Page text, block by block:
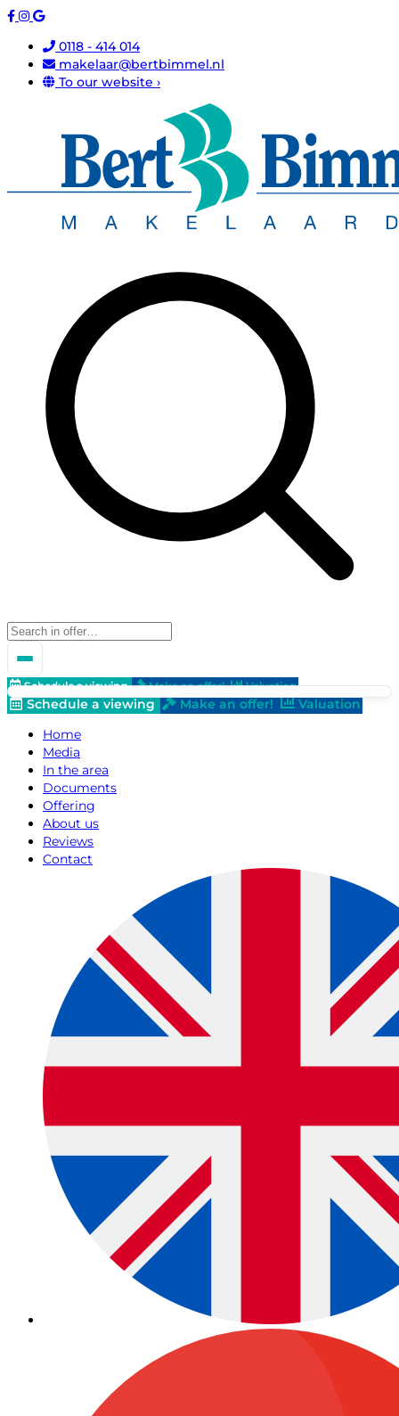
0118 - 414 014
makelaar@bertbimmel.nl
To our website ›
Schedule a viewing Make an offer! Valuation
Schedule a viewing Make an offer!
Valuation
Home
Media
In the area
Documents
Offering
About us
Reviews
Contact